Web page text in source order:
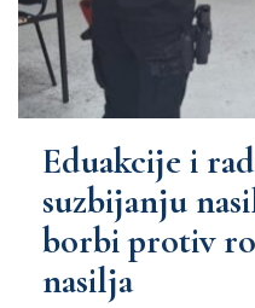
Eduakcije i
suzbijanju
borbi protiv
nasilja